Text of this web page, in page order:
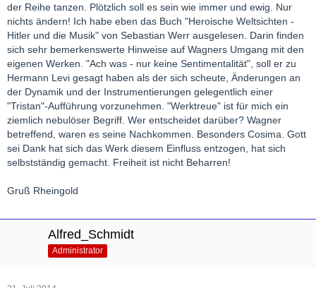
der Reihe tanzen. Plötzlich soll es sein wie immer und ewig. Nur
nichts ändern! Ich habe eben das Buch "Heroische Weltsichten -
Hitler und die Musik" von Sebastian Werr ausgelesen. Darin finden
sich sehr bemerkenswerte Hinweise auf Wagners Umgang mit den
eigenen Werken. "Ach was - nur keine Sentimentalität", soll er zu
Hermann Levi gesagt haben als der sich scheute, Änderungen an
der Dynamik und der Instrumentierungen gelegentlich einer
"Tristan"-Aufführung vorzunehmen. "Werktreue" ist für mich ein
ziemlich nebulöser Begriff. Wer entscheidet darüber? Wagner
betreffend, waren es seine Nachkommen. Besonders Cosima. Gott
sei Dank hat sich das Werk diesem Einfluss entzogen, hat sich
selbstständig gemacht. Freiheit ist nicht Beharren!
Gruß Rheingold
Alfred_Schmidt
Administrator